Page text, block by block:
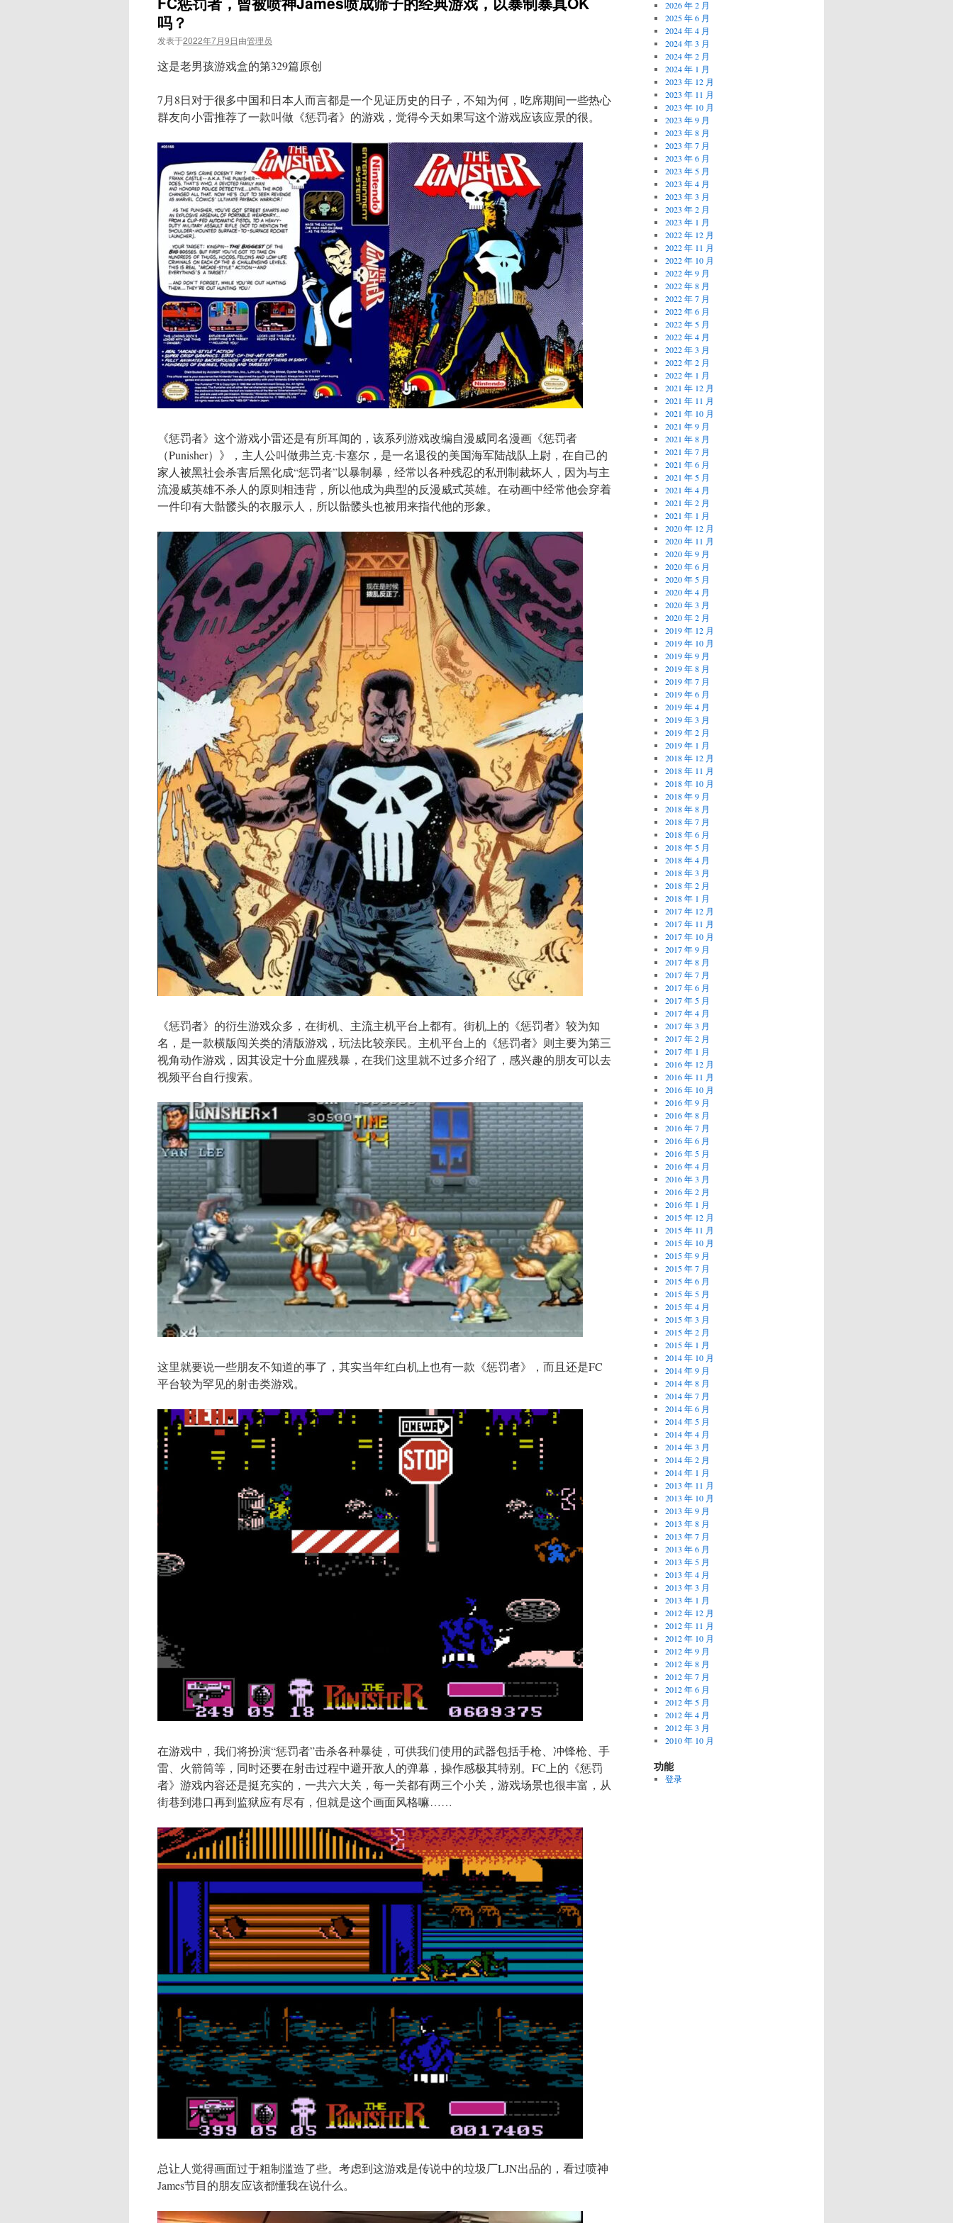
吗？
发表于2022年7月9日由管理员
这是老男孩游戏盒的第329篇原创
7月8日对于很多中国和日本人而言都是一个见证历史的日子，不知为何，吃席期间一些热心
群友向小雷推荐了一款叫做《惩罚者》的游戏，觉得今天如果写这个游戏应该应景的很。
《惩罚者》这个游戏小雷还是有所耳闻的，该系列游戏改编自漫威同名漫画《惩罚者
（Punisher）》，主人公叫做弗兰克·卡塞尔，是一名退役的美国海军陆战队上尉，在自己的
家人被黑社会杀害后黑化成“惩罚者”以暴制暴，经常以各种残忍的私刑制裁坏人，因为与主
流漫威英雄不杀人的原则相违背，所以他成为典型的反漫威式英雄。在动画中经常他会穿着
一件印有大骷髅头的衣服示人，所以骷髅头也被用来指代他的形象。
《惩罚者》的衍生游戏众多，在街机、主流主机平台上都有。街机上的《惩罚者》较为知
名，是一款横版闯关类的清版游戏，玩法比较亲民。主机平台上的《惩罚者》则主要为第三
视角动作游戏，因其设定十分血腥残暴，在我们这里就不过多介绍了，感兴趣的朋友可以去
视频平台自行搜索。
这里就要说一些朋友不知道的事了，其实当年红白机上也有一款《惩罚者》，而且还是FC
平台较为罕见的射击类游戏。
在游戏中，我们将扮演“惩罚者”击杀各种暴徒，可供我们使用的武器包括手枪、冲锋枪、手
雷、火箭筒等，同时还要在射击过程中避开敌人的弹幕，操作感极其特别。FC上的《惩罚
者》游戏内容还是挺充实的，一共六大关，每一关都有两三个小关，游戏场景也很丰富，从
街巷到港口再到监狱应有尽有，但就是这个画面风格嘛……
总让人觉得画面过于粗制滥造了些。考虑到这游戏是传说中的垃圾厂LJN出品的，看过喷神
James节目的朋友应该都懂我在说什么。
2026 年 2 月
2025 年 6 月
2024 年 4 月
2024 年 3 月
2024 年 2 月
2024 年 1 月
2023 年 12 月
2023 年 11 月
2023 年 10 月
2023 年 9 月
2023 年 8 月
2023 年 7 月
2023 年 6 月
2023 年 5 月
2023 年 4 月
2023 年 3 月
2023 年 2 月
2023 年 1 月
2022 年 12 月
2022 年 11 月
2022 年 10 月
2022 年 9 月
2022 年 8 月
2022 年 7 月
2022 年 6 月
2022 年 5 月
2022 年 4 月
2022 年 3 月
2022 年 2 月
2022 年 1 月
2021 年 12 月
2021 年 11 月
2021 年 10 月
2021 年 9 月
2021 年 8 月
2021 年 7 月
2021 年 6 月
2021 年 5 月
2021 年 4 月
2021 年 2 月
2021 年 1 月
2020 年 12 月
2020 年 11 月
2020 年 9 月
2020 年 6 月
2020 年 5 月
2020 年 4 月
2020 年 3 月
2020 年 2 月
2019 年 12 月
2019 年 10 月
2019 年 9 月
2019 年 8 月
2019 年 7 月
2019 年 6 月
2019 年 4 月
2019 年 3 月
2019 年 2 月
2019 年 1 月
2018 年 12 月
2018 年 11 月
2018 年 10 月
2018 年 9 月
2018 年 8 月
2018 年 7 月
2018 年 6 月
2018 年 5 月
2018 年 4 月
2018 年 3 月
2018 年 2 月
2018 年 1 月
2017 年 12 月
2017 年 11 月
2017 年 10 月
2017 年 9 月
2017 年 8 月
2017 年 7 月
2017 年 6 月
2017 年 5 月
2017 年 4 月
2017 年 3 月
2017 年 2 月
2017 年 1 月
2016 年 12 月
2016 年 11 月
2016 年 10 月
2016 年 9 月
2016 年 8 月
2016 年 7 月
2016 年 6 月
2016 年 5 月
2016 年 4 月
2016 年 3 月
2016 年 2 月
2016 年 1 月
2015 年 12 月
2015 年 11 月
2015 年 10 月
2015 年 9 月
2015 年 7 月
2015 年 6 月
2015 年 5 月
2015 年 4 月
2015 年 3 月
2015 年 2 月
2015 年 1 月
2014 年 10 月
2014 年 9 月
2014 年 8 月
2014 年 7 月
2014 年 6 月
2014 年 5 月
2014 年 4 月
2014 年 3 月
2014 年 2 月
2014 年 1 月
2013 年 11 月
2013 年 10 月
2013 年 9 月
2013 年 8 月
2013 年 7 月
2013 年 6 月
2013 年 5 月
2013 年 4 月
2013 年 3 月
2013 年 1 月
2012 年 12 月
2012 年 11 月
2012 年 10 月
2012 年 9 月
2012 年 8 月
2012 年 7 月
2012 年 6 月
2012 年 5 月
2012 年 4 月
2012 年 3 月
2010 年 10 月
功能
登录